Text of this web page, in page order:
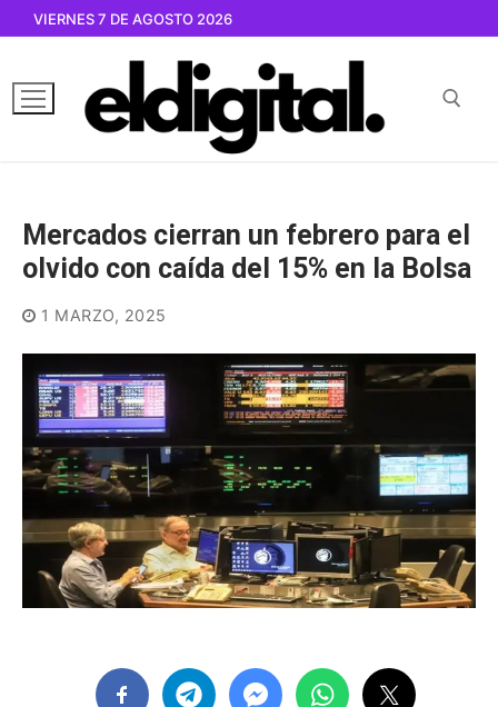
contenido
VIERNES 7 DE AGOSTO 2026
Mercados cierran un febrero para el
olvido con caída del 15% en la Bolsa
1 MARZO, 2025